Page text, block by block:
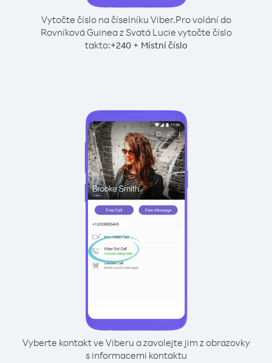
Vytočte číslo na číselníku Viber.Pro volání do
Rovníková Guinea z Svatá Lucie vytočte číslo
takto:+240+ Místní číslo
Vyberte kontakt ve Viberu a zavolejte jim z obrazovky
s informacemi kontaktu